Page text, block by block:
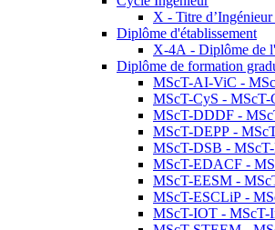
X - Titre
Diplôme d'établissement
X-4A - Diplôme de
Diplôme de formation
MScT-AI-ViC -
MScT-CyS - MScT-
MScT-DDDF -
MScT-DEPP -
MScT-DSB - MScT-
MScT-EDACF -
MScT-EESM -
MScT-ESCLiP -
MScT-IOT - MScT-